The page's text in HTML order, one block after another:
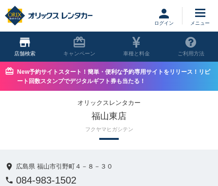
ログイン
店舗 キャンペーン 車種と料金 ご利用方法
New予約サイトスタート！簡単・便利な予約専用サイトをリリース！リピ
ート回数スタンプでデジタルギフト券も当たる！
オリックスレンタカー
福山東店
フクヤマヒガシテン
広島県 福山市引野町４－８－３０
084-983-1502